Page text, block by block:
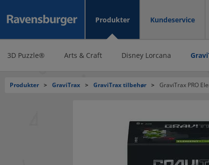
Produkter
3D Puzzle® Arts & Craft Disney Lorcana
Kundeservice
Produkter > GraviTrax > GraviTrax tilbehør > GraviTrax PRO